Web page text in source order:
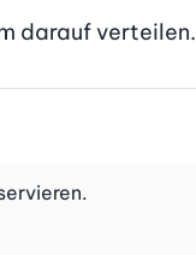
darauf verteilen.